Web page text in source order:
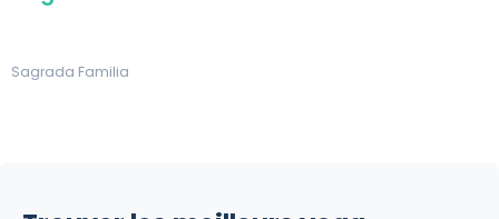
Sagrada Familia